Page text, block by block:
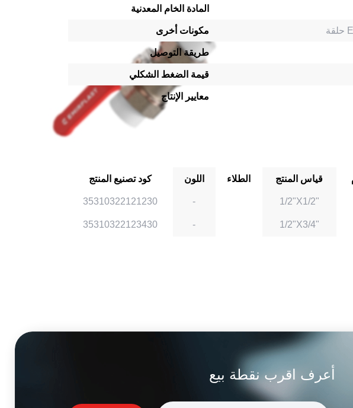
المادة الخام المعدنية
مكونات أخرى
طريقة التوصيل
قيمة الضغط الشكلي
معايير الإنتاج
كود تصنيع المنتج اللون الطلاء قياس المنتج
35310322121230 - 1/2"X1/2"
35310322123430 - 1/2"X3/4"
أعرف اقرب نقطة بيع